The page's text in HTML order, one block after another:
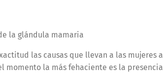
la glándula mamaria
las causas que llevan a las mujeres a
la más fehaciente es la presencia